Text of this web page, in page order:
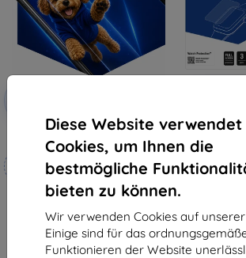
Diese Website verwendet
Cookies, um Ihnen die
bestmögliche
bieten zu können.
Wir verwenden Cookies auf
Einige sind für das
Funktionieren der Website
3mk Hammer Schutzfolie
Maßgeschneidert
hergestellt
€ 18,90
€ 17,02
Auf Lager 4 Stk.
3mk
Auf